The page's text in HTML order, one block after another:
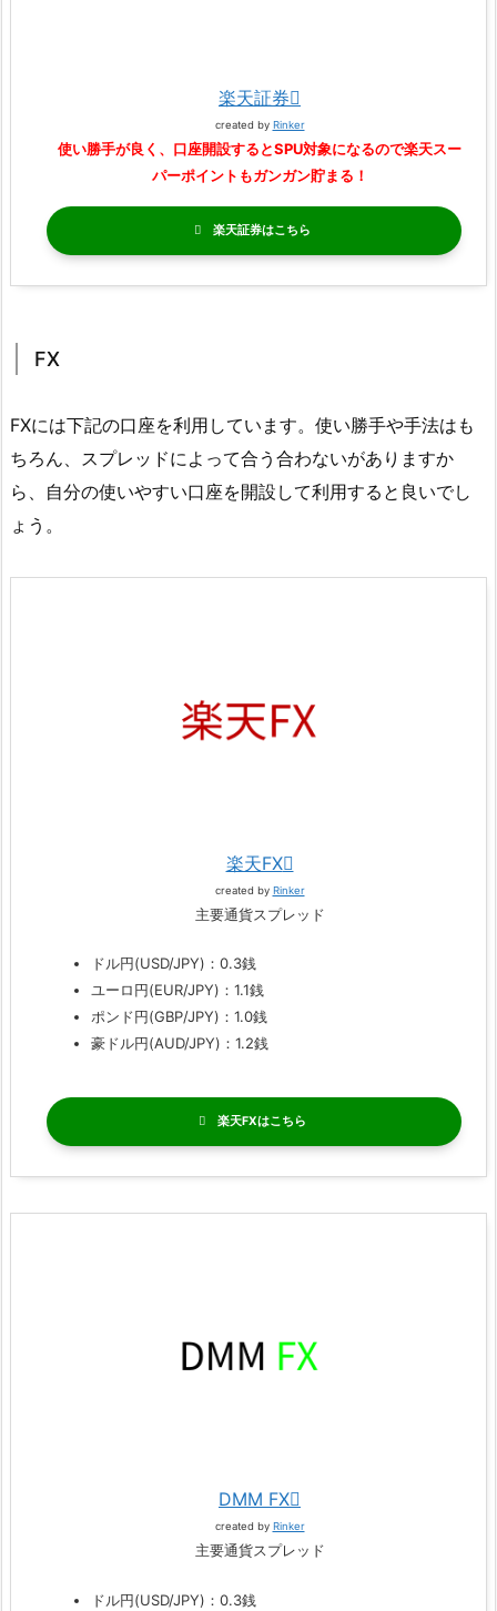
楽天証券
created by Rinker
使い勝手が良く、口座開設するとSPU対象になるので楽天スー
パーポイントもガンガン貯まる！
楽天証券
FX
FXには下記の口座を利用しています。使い勝手や手法はも
ちろん、スプレッドによって合う合わないがありますか
ら、自分の使いやすい口座を開設して利用すると良いでし
ょう。
楽天FX
created by Rinker
主要通貨スプレッド
ドル円(USD/JPY)：0.3銭
ユーロ円(EUR/JPY)：1.1銭
ポンド円(GBP/JPY)：1.0銭
豪ドル円(AUD/JPY)：1.2銭
楽天FX
DMM FX
created by Rinker
主要通貨スプレッド
ドル円(USD/JPY)：0.3銭